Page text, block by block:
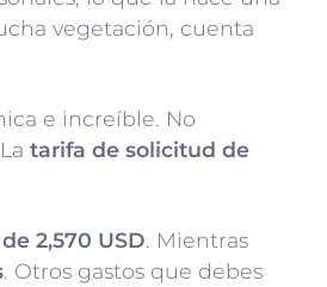
vegetación, cuenta
e increíble. No
tarifa de solicitud de
2,570 USD. Mientras
. Otros gastos que debes